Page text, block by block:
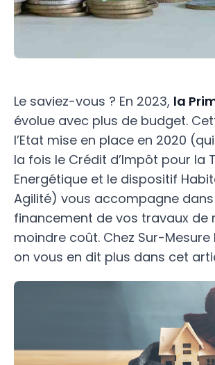
Le saviez-vous ? En 2023, la
évolue avec plus de budget.
l’Etat mise en place en 2020
la fois le Crédit d’Impôt pour la
Energétique et le dispositif
Agilité) vous accompagne
financement de vos travaux de
moindre coût. Chez Sur-Mesure
on vous en dit plus dans cet